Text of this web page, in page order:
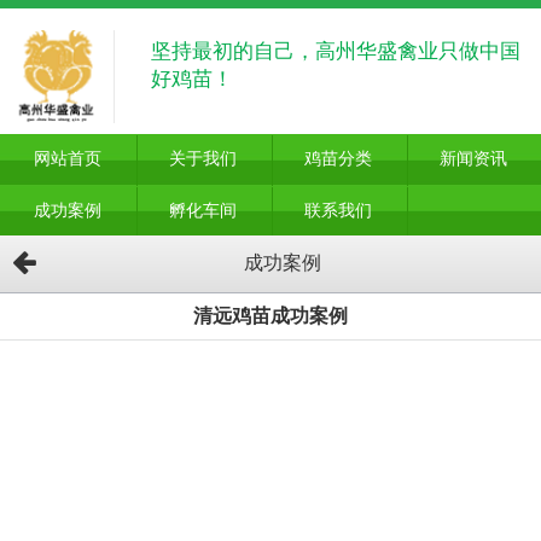
坚持最初的自己，高州华盛禽业只做中国
好鸡苗！
网站首页 关于我们 鸡苗分类 新闻资讯
成功案例 孵化车间 联系我们
成功案例
清远鸡苗成功案例